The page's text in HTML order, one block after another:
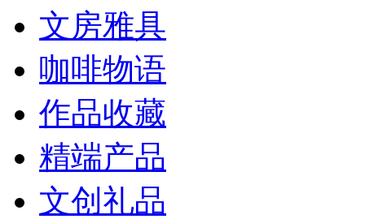
文房雅具
咖啡物语
作品收藏
精端产品
文创礼品